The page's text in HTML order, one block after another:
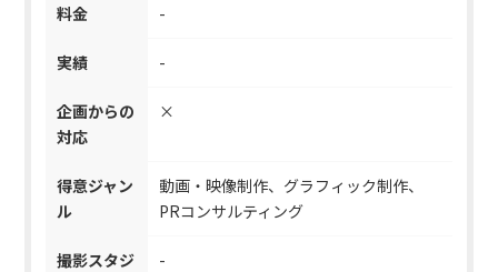
料金 -
実績 -
企画からの
対応
×
得意ジャン
ル
動画・映像制作、グラフィック制作、
PRコンサルティング
撮影スタジ
-